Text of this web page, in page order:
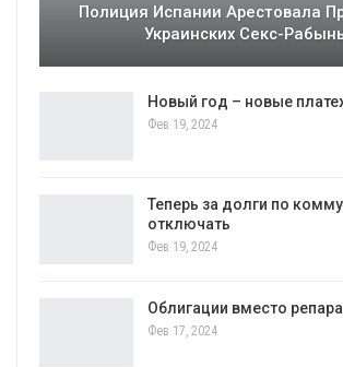
Полиция Испании Арестовала
Украинских Секс-
Новый год – новые
Фев 19, 2024
Теперь за долги по
отключать
Фев 19, 2024
Облигации вместо
Фев 17, 2024